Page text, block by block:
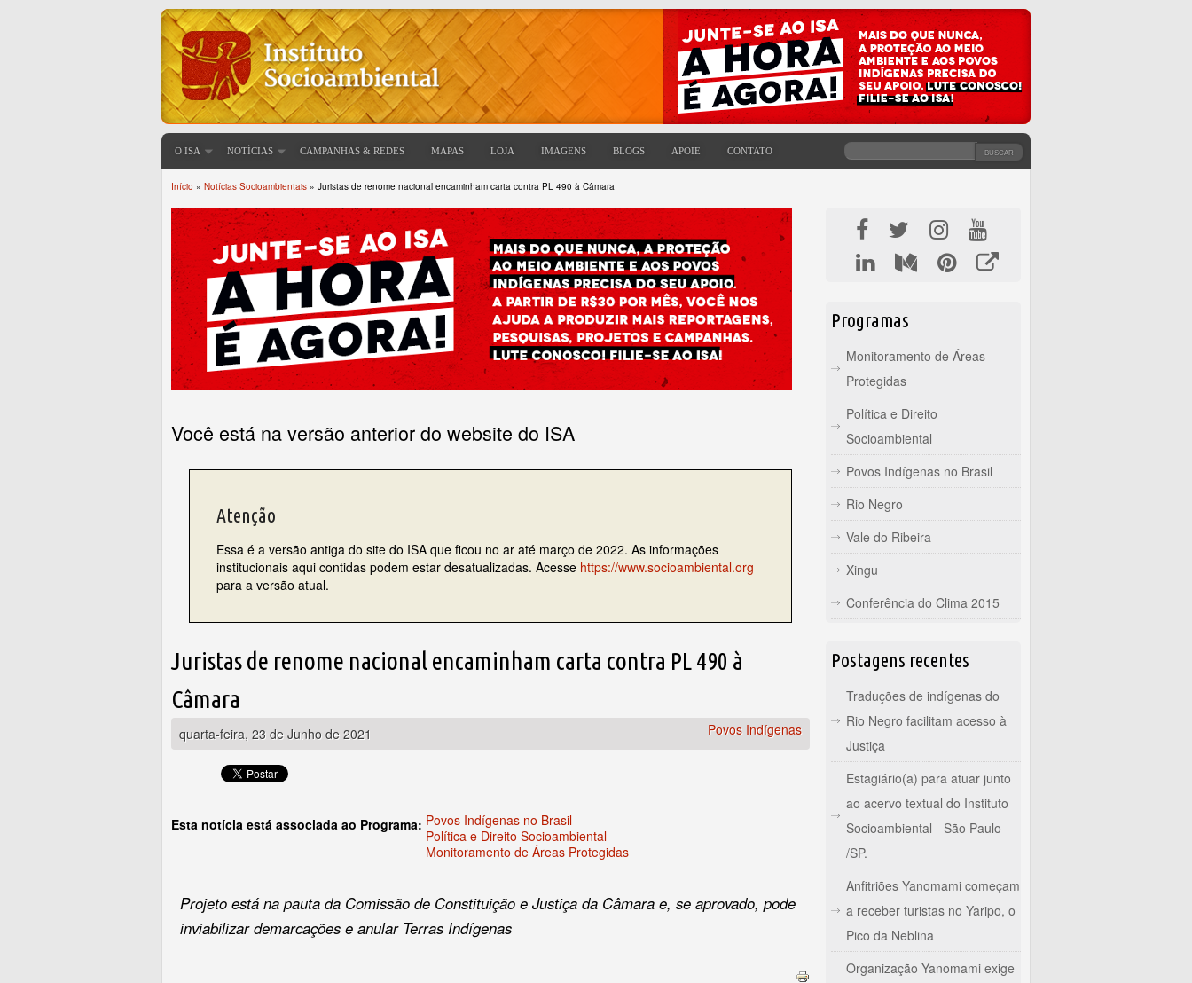
O ISA NOTÍCIAS CAMPANHAS & REDES MAPAS LOJA IMAGENS BLOGS APOIE CONTATO
FORMULÁRIO DE BUSCA
BUSCAR
Início » Notícias Socioambientais » Juristas de renome nacional encaminham carta contra PL 490 à Câmara
Você está na versão anterior do website do ISA
Atenção
Essa é a versão antiga do site do ISA que ficou no ar até março de 2022. As informações
institucionais aqui contidas podem estar desatualizadas. Acesse https://www.socioambiental.org
para a versão atual.
Juristas de renome nacional encaminham carta contra PL 490 à
Câmara
quarta-feira, 23 de Junho de 2021 Povos Indígenas
Esta notícia está associada ao Programa: Povos Indígenas no Brasil
Política e Direito Socioambiental
Monitoramento de Áreas Protegidas
Projeto está na pauta da Comissão de Constituição e Justiça da Câmara e, se aprovado, pode
inviabilizar demarcações e anular Terras Indígenas
Programas
Monitoramento de Áreas
Protegidas
Política e Direito
Socioambiental
Povos Indígenas no Brasil
Rio Negro
Vale do Ribeira
Xingu
Conferência do Clima 2015
Postagens recentes
Traduções de indígenas do
Rio Negro facilitam acesso à
Justiça
Estagiário(a) para atuar junto
ao acervo textual do Instituto
Socioambiental - São Paulo
/SP.
Anfitriões Yanomami começam
a receber turistas no Yaripo, o
Pico da Neblina
Organização Yanomami exige